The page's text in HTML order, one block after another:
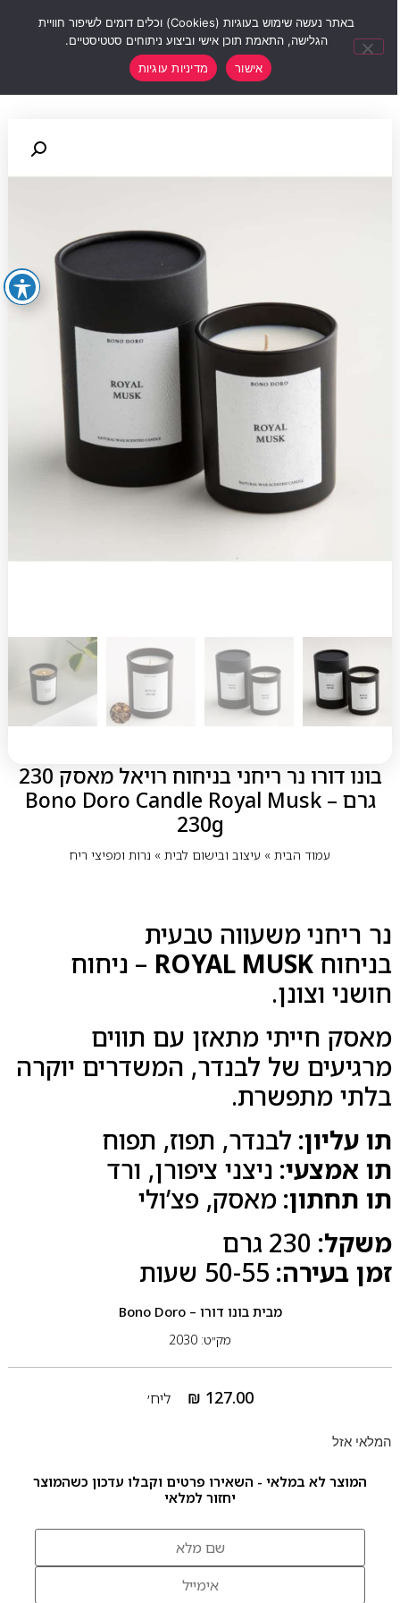
בונו דורו נר ריחני בניחוח רויאל מאסק 230
גרם – Bono Doro Candle Royal Musk
230g
עמוד הבית» עיצוב ובישום לבית» נרות ומפיצי ריח
נר ריחני משעווה טבעית
בניחוח ROYAL MUSK
– ניחוח
חושני וצונן.
מאסק חייתי מתאזן עם תווים
מרגיעים של לבנדר, המשדרים יוקרה
בלתי מתפשרת.
תו עליון: לבנדר, תפוז, תפוח
תו אמצעי: ניצני ציפורן, ורד
תו תחתון: מאסק, פצ’ולי
משקל:
230 גרם
זמן בעירה: 50-55 שעות
מבית בונו דורו – Bono Doro
מק״ט: 2030
₪ 127.00 ליח׳
המלאי אזל
המוצר לא במלאי - השאירו פרטים וקבלו עדכון כשהמוצר
יחזור למלאי
באתר נעשה שימוש בעוגיות (Cookies) וכלים דומים לשיפור חוויית
הגלישה, התאמת תוכן אישי וביצוע ניתוחים סטטיסטיים.
אישור
מדיניות עוגיות